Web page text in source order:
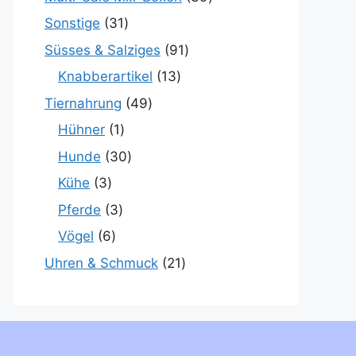
Sonstige
31
Süsses & Salziges
91
Knabberartikel
13
Tiernahrung
49
Hühner 1
Hunde
30
Kühe
3
Pferde
3
Vögel
6
Uhren & Schmuck 21